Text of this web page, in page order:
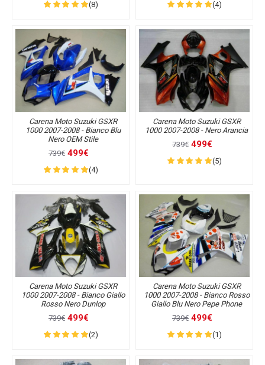
(8) (4)
Carena Moto Suzuki GSXR
1000 2007-2008 - Bianco Blu
Nero OEM Stile
739€ 499€
(4)
Carena Moto Suzuki GSXR
1000 2007-2008 - Nero Arancia
739€ 499€
(5)
Carena Moto Suzuki GSXR
1000 2007-2008 - Bianco Giallo
Rosso Nero Dunlop
739€ 499€
(2)
Carena Moto Suzuki GSXR
1000 2007-2008 - Bianco Rosso
Giallo Blu Nero Pepe Phone
739€ 499€
(1)